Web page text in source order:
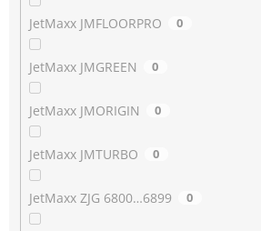
JetMaxx JMFLOORPRO 0
JetMaxx JMGREEN 0
JetMaxx JMORIGIN 0
JetMaxx JMTURBO 0
JetMaxx ZJG 6800…6899 0